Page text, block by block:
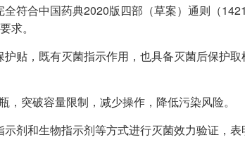
符合中国药典2020版四部（草案）通则（
求。
贴，既有灭菌指示作用，也具备灭菌后保护
突破容量限制，减少操作，降低污染风险。
剂和生物指示剂等方式进行灭菌效力验证，表